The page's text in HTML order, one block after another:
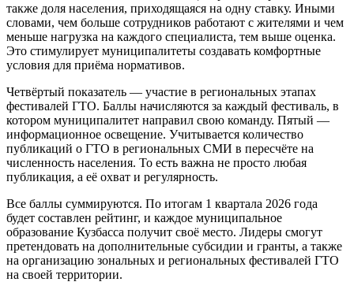
также доля населения, приходящаяся на одну ставку. Иными
словами, чем больше сотрудников работают с жителями и чем
меньше нагрузка на каждого специалиста, тем выше оценка.
Это стимулирует муниципалитеты создавать комфортные
условия для приёма нормативов.
Четвёртый показатель — участие в региональных этапах
фестивалей ГТО. Баллы начисляются за каждый фестиваль, в
котором муниципалитет направил свою команду. Пятый —
информационное освещение. Учитывается количество
публикаций о ГТО в региональных СМИ в пересчёте на
численность населения. То есть важна не просто любая
публикация, а её охват и регулярность.
Все баллы суммируются. По итогам 1 квартала 2026 года
будет составлен рейтинг, и каждое муниципальное
образование Кузбасса получит своё место. Лидеры смогут
претендовать на дополнительные субсидии и гранты, а также
на организацию зональных и региональных фестивалей ГТО
на своей территории.